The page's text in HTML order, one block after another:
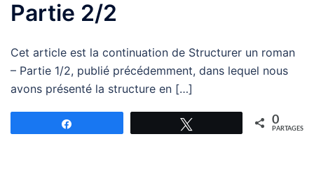
Partie 2/2
Cet article est la continuation de Structurer un roman
– Partie 1/2, publié précédemment, dans lequel nous
avons présenté la structure en […]
0
PARTAGES